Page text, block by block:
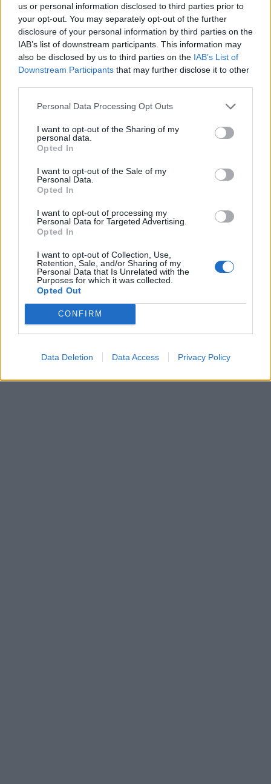
us or personal information disclosed to third parties prior to
your opt-out. You may separately opt-out of the further
disclosure of your personal information by third parties on the
IAB’s list of downstream participants. This information may
also be disclosed by us to third parties on the IAB’s List of
Downstream Participants that may further disclose it to other
Personal Data Processing Opt Outs
I want to opt-out of the Sharing of my
personal data.
Opted In
I want to opt-out of the Sale of my
Personal Data.
Opted In
I want to opt-out of processing my
Personal Data for Targeted Advertising.
Opted In
I want to opt-out of Collection, Use,
Retention, Sale, and/or Sharing of my
Personal Data that Is Unrelated with the
Purposes for which it was collected.
Opted Out
CONFIRM
Data Deletion Data Access Privacy Policy